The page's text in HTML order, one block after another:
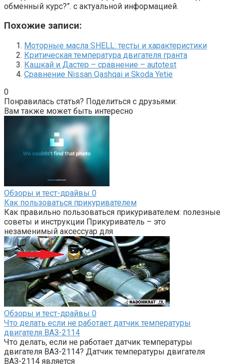
обменный курс?”. с актуальной информацией.
Похожие записи:
Моторные масла SHELL: тесты и характеристики
Критическая температура двигателя гранта
Кашкай и Дастер – сравнение – autotest
Сравнение Nissan Qashqai и Skoda Yetiе
0
Понравилась статья? Поделиться с друзьями:
Вам также может быть интересно
Обзоры и тест-драйвы 0
Как пользоваться прикуривателем
Как правильно пользоваться прикуривателем: полезные
советы и инструкции Прикуриватель – это
незаменимый аксессуар для
Обзоры и тест-драйвы 0
Что делать если не работает датчик температуры
двигателя ВАЗ-2114
Что делать, если не работает датчик температуры
двигателя ВАЗ-2114? Датчик температуры двигателя
ВАЗ-2114 является